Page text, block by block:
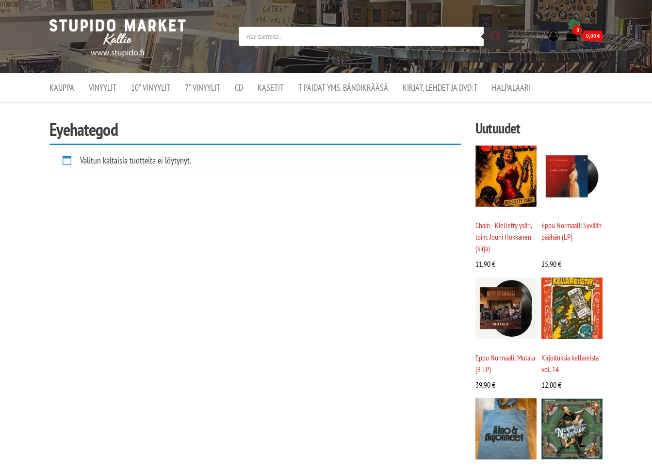
Stupido
Market –
verkossa
ja
kivijalassa
Stupido Market on
vaihtoehtomusaan
erikoistunut
verkko- sekä
kivijalkakauppa
Helsingissä
Kallion
0
0,00€
KAUPPA VINYYLIT 10" VINYYLIT 7" VINYYLIT CD KASETIT T-PAIDAT YMS. BÄNDIKRÄÄSÄ KIRJAT, LEHDET JA DVD:T HALPALAARI
Eyehategod
Valitun kaltaisia tuotteita ei löytynyt.
Uutuudet
Chain - Kielletty ysäri,
toim. Jouni Hokkanen
(kirja)
11,90€
Eppu Normaali: Syvään
päähän (LP)
25,90€
Eppu Normaali: Mutala
(3 LP)
39,90€
Kirjoituksia kellareista
vol. 14
12,00€